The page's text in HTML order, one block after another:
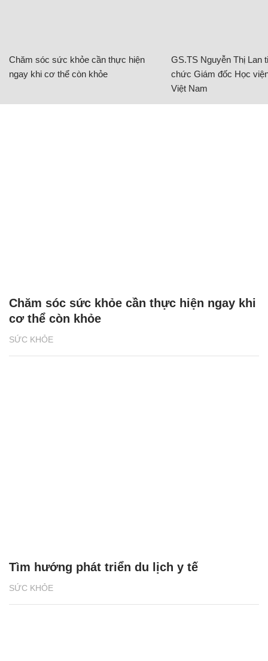
Chăm sóc sức khỏe cần thực hiện
ngay khi cơ thể còn khỏe
GS.TS Nguyễn Thị Lan
chức Giám đốc Học
Việt Nam
SỨC KHỎE
Chăm sóc sức khỏe cần thực hiện ngay khi
cơ thể còn khỏe
SỨC KHỎE
Tìm hướng phát triển du lịch y tế